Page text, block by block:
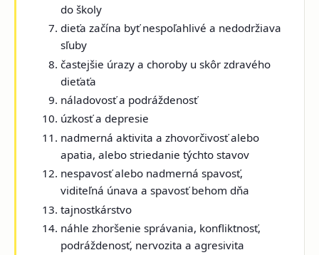
do školy
dieťa začína byť nespoľahlivé a nedodržiava
sľuby
častejšie úrazy a choroby u skôr zdravého
dieťaťa
náladovosť a podráždenosť
úzkosť a depresie
nadmerná aktivita a zhovorčivosť alebo
apatia, alebo striedanie týchto stavov
nespavosť alebo nadmerná spavosť,
viditeľná únava a spavosť behom dňa
tajnostkárstvo
náhle zhoršenie správania, konfliktnosť,
podráždenosť, nervozita a agresivita